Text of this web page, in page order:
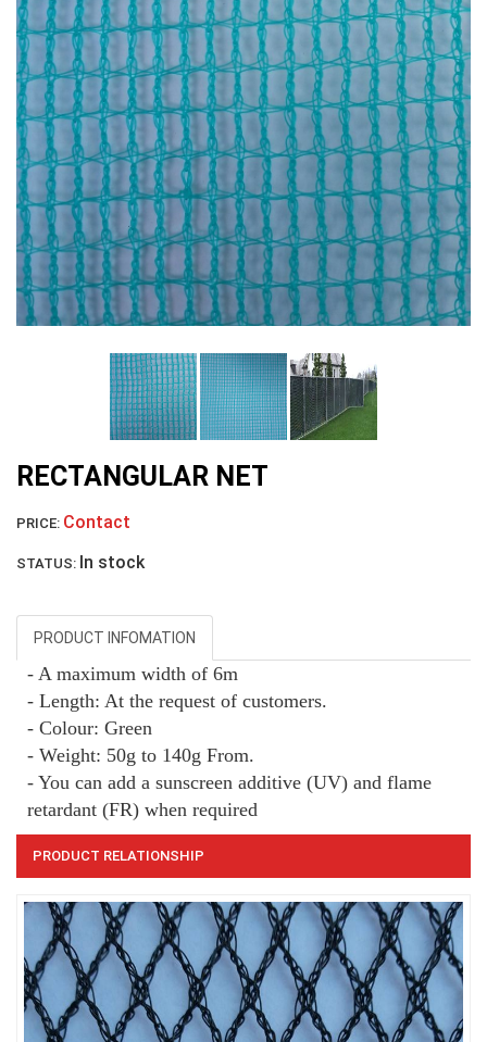
LƯỚI NUÔI TRỒNG HẢI SẢN
LƯỚI CHẮN CÔN TRÙNG
RECTANGULAR NET
PRICE: Contact
STATUS: In stock
PRODUCT INFOMATION
- A maximum width of 6m
- Length: At the request of customers.
- Colour: Green
- Weight: 50g to 140g From.
- You can add a sunscreen additive (UV) and flame
retardant (FR) when required
PRODUCT RELATIONSHIP